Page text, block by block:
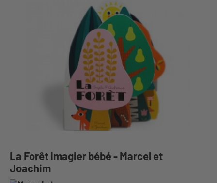
La Forêt Imagier bébé - Marcel et
Joachim